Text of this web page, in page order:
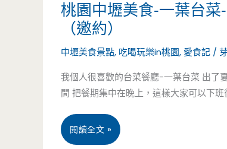
喜
包，
滿
滿
司
桃園中壢美食-一葉台
（邀約）
中壢美食景點, 吃喝玩樂in桃園, 愛食記 /
我個人很喜歡的台菜餐廳-一葉台菜 出了
間 把餐期集中在晚上，這樣大家可以下
桃
閱讀全文 »